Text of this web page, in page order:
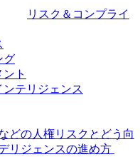
リスク＆コンプライ
グ
ト
テリジェンス